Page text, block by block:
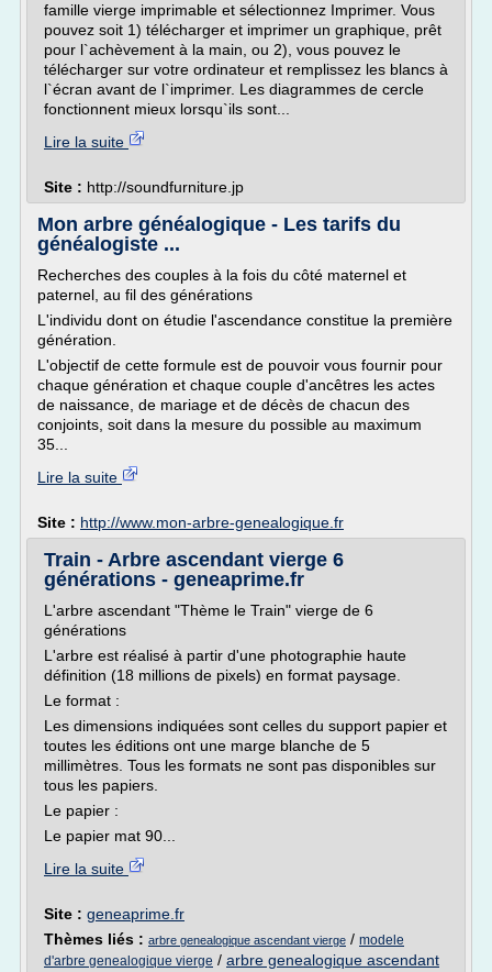
famille vierge imprimable et sélectionnez Imprimer. Vous
pouvez soit 1) télécharger et imprimer un graphique, prêt
pour l`achèvement à la main, ou 2), vous pouvez le
télécharger sur votre ordinateur et remplissez les blancs à
l`écran avant de l`imprimer. Les diagrammes de cercle
fonctionnent mieux lorsqu`ils sont...
Lire la suite
Site : http://soundfurniture.jp
Mon arbre généalogique - Les tarifs du
généalogiste ...
Recherches des couples à la fois du côté maternel et
paternel, au fil des générations
L'individu dont on étudie l'ascendance constitue la première
génération.
L'objectif de cette formule est de pouvoir vous fournir pour
chaque génération et chaque couple d'ancêtres les actes
de naissance, de mariage et de décès de chacun des
conjoints, soit dans la mesure du possible au maximum
35...
Lire la suite
Site : http://www.mon-arbre-genealogique.fr
Train - Arbre ascendant vierge 6
générations - geneaprime.fr
L'arbre ascendant "Thème le Train" vierge de 6
générations
L'arbre est réalisé à partir d'une photographie haute
définition (18 millions de pixels) en format paysage.
Le format :
Les dimensions indiquées sont celles du support papier et
toutes les éditions ont une marge blanche de 5
millimètres. Tous les formats ne sont pas disponibles sur
tous les papiers.
Le papier :
Le papier mat 90...
Lire la suite
Site : geneaprime.fr
Thèmes liés : arbre genealogique ascendant vierge / modele
d'arbre genealogique vierge / arbre genealogique ascendant